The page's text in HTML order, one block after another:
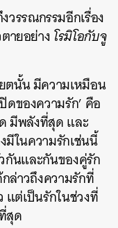
รรณกรรมอีกเรื่อง
ายอย่างโรมิโอกับจู
ตนั้น มีความเหมือน
ของความรัก’ คือ
มีพลังที่สุด และ
มีในความรักเช่นนี้
กันและกันของคู่รัก
ล่าวถึงความรักที่
แต่เป็นรักในช่วงที่
สุด